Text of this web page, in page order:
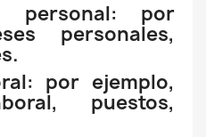
personal: por
personales,
por ejemplo,
puestos,